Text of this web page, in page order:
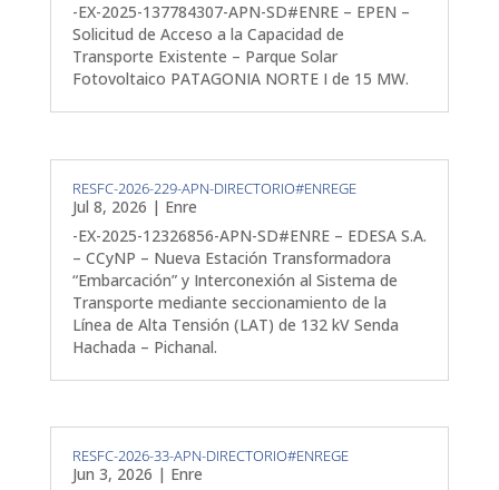
-EX-2025-137784307-APN-SD#ENRE – EPEN –
Solicitud de Acceso a la Capacidad de
Transporte Existente – Parque Solar
Fotovoltaico PATAGONIA NORTE I de 15 MW.
RESFC-2026-229-APN-DIRECTORIO#ENREGE
Jul 8, 2026 | Enre
-EX-2025-12326856-APN-SD#ENRE – EDESA S.A.
– CCyNP – Nueva Estación Transformadora
“Embarcación” y Interconexión al Sistema de
Transporte mediante seccionamiento de la
Línea de Alta Tensión (LAT) de 132 kV Senda
Hachada – Pichanal.
RESFC-2026-33-APN-DIRECTORIO#ENREGE
Jun 3, 2026 | Enre